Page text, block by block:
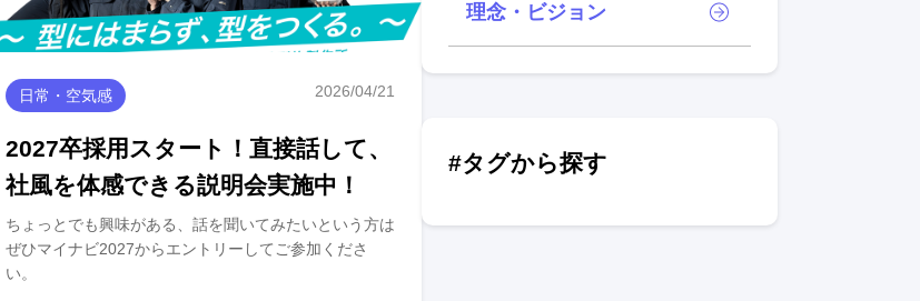
日常・空気感 2026/04/21
2027卒採用スタート！直接話して、
社風を体感できる説明会実施中！
ちょっとでも興味がある、話を聞いてみたいという方は
ぜひマイナビ2027からエントリーしてご参加くださ
い。
理念・ビジョン
#タグから探す